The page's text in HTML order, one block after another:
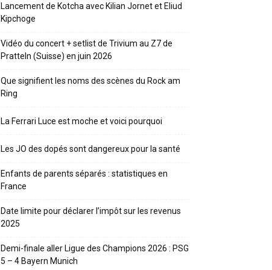
Lancement de Kotcha avec Kilian Jornet et Eliud
Kipchoge
Vidéo du concert + setlist de Trivium au Z7 de
Pratteln (Suisse) en juin 2026
Que signifient les noms des scènes du Rock am
Ring
La Ferrari Luce est moche et voici pourquoi
Les JO des dopés sont dangereux pour la santé
Enfants de parents séparés : statistiques en
France
Date limite pour déclarer l’impôt sur les revenus
2025
Demi-finale aller Ligue des Champions 2026 : PSG
5 – 4 Bayern Munich